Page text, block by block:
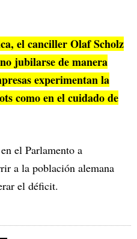
el canciller Olaf Scholz
jubilarse de manera
experimentan la
como en el cuidado de
el Parlamento a
a la población alemana
el déficit.